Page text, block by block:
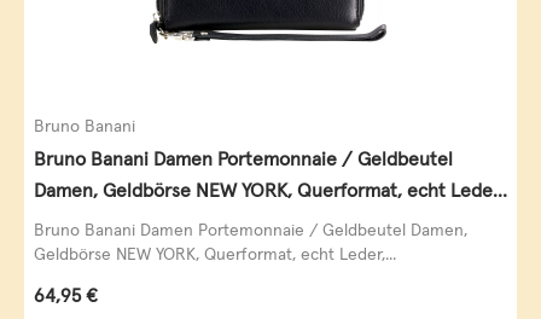
Bruno Banani
Bruno Banani Damen Portemonnaie / Geldbeutel
Damen, Geldbörse NEW YORK, Querformat, echt Leder,
schwarz
Bruno Banani Damen Portemonnaie / Geldbeutel Damen,
Geldbörse NEW YORK, Querformat, echt Leder,...
Regulärer Preis:
64,95 €